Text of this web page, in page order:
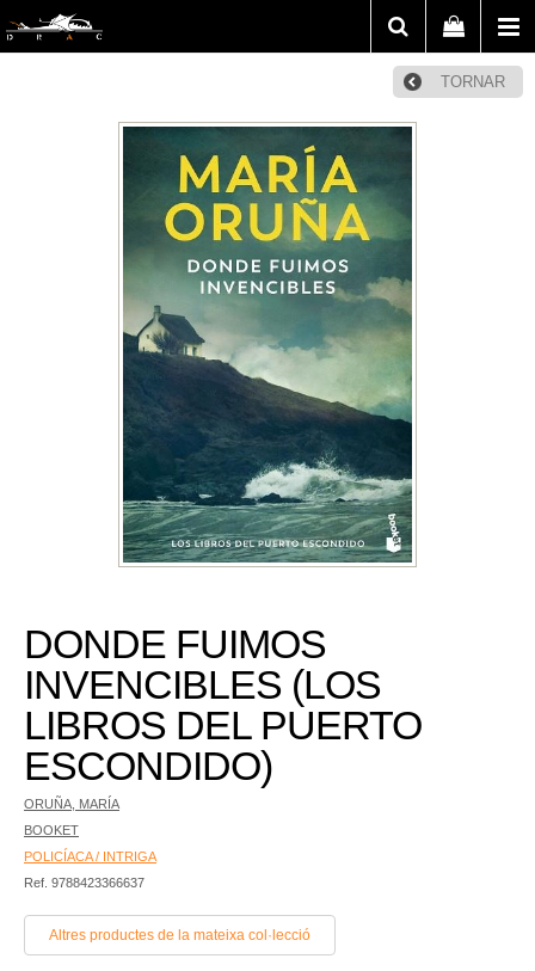
TORNAR
DONDE FUIMOS
INVENCIBLES (LOS
LIBROS DEL PUERTO
ESCONDIDO)
ORUÑA, MARÍA
BOOKET
POLICÍACA / INTRIGA
Ref. 9788423366637
Altres productes de la mateixa col·lecció